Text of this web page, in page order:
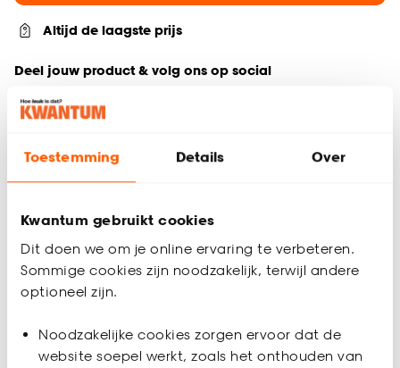
Toestemming Details Over
Kwantum gebruikt cookies
Dit doen we om je online ervaring te verbeteren.
Sommige cookies zijn noodzakelijk, terwijl andere
optioneel zijn.
Noodzakelijke cookies zorgen ervoor dat de
website soepel werkt, zoals het onthouden van
Altijd de laagste prijs
Deel jouw product & volg ons op social
Productomschrijving
Een compacte stekkerdoos in witte kleur geschikt voor 3
Productspecificaties
Artikelnummer 4323361